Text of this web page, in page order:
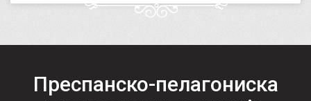
Преспанско-пелагониска